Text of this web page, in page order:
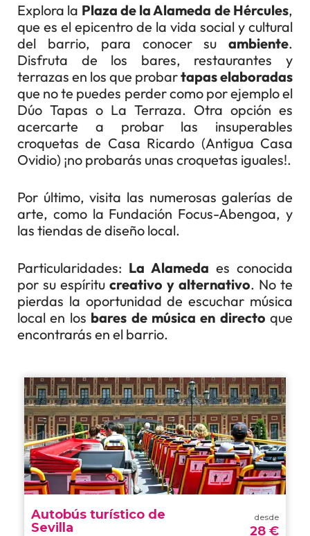
Explora la Plaza de la Alameda de Hércules,
que es el epicentro de la vida social y cultural
del barrio, para conocer su ambiente.
Disfruta de los bares, restaurantes y
terrazas en los que probartapas elaboradas
que no te puedes perder como por ejemplo el
Dúo Tapas o La Terraza. Otra opción es
acercarte a probar las insuperables
croquetas de Casa Ricardo (Antigua Casa
Ovidio) ¡no probarás unas croquetas iguales!.
Por último, visita las numerosas galerías de
arte, como la Fundación Focus-Abengoa, y
las tiendas de diseño local.
Particularidades: La Alameda es conocida
por su espíritu creativo y alternativo. No te
pierdas la oportunidad de escuchar música
local en los bares de música en directo que
encontrarás en el barrio.